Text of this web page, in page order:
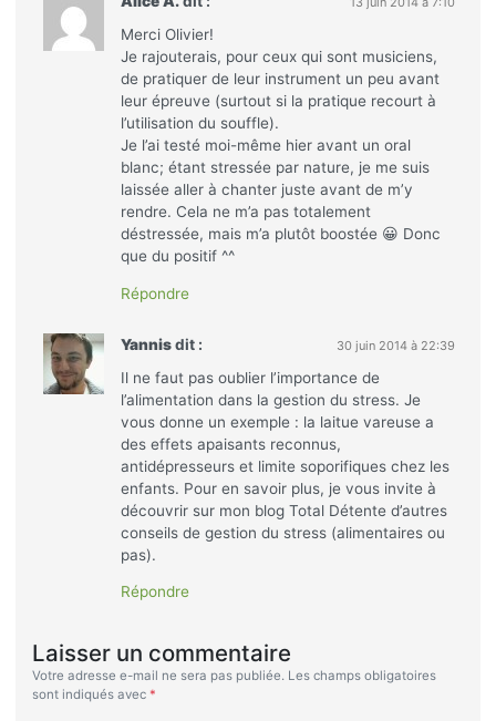
Merci Olivier!
Je rajouterais, pour ceux qui sont musiciens,
de pratiquer de leur instrument un peu avant
leur épreuve (surtout si la pratique recourt à
l’utilisation du souffle).
Je l’ai testé moi-même hier avant un oral
blanc; étant stressée par nature, je me suis
laissée aller à chanter juste avant de m’y
rendre. Cela ne m’a pas totalement
déstressée, mais m’a plutôt boostée 😀 Donc
que du positif ^^
Répondre
Yannis dit : 30 juin 2014 à 22:39
Il ne faut pas oublier l’importance de
l’alimentation dans la gestion du stress. Je
vous donne un exemple : la laitue vareuse a
des effets apaisants reconnus,
antidépresseurs et limite soporifiques chez les
enfants. Pour en savoir plus, je vous invite à
découvrir sur mon blog Total Détente d’autres
conseils de gestion du stress (alimentaires ou
pas).
Répondre
Laisser un commentaire
Votre adresse e-mail ne sera pas publiée. Les champs obligatoires
sont indiqués avec *